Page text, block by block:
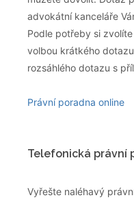
advokátní kanceláře
Podle potřeby si
volbou krátkého
rozsáhlého dotazu s
Právní poradna online
Telefonická právní
Vyřešte naléhavý